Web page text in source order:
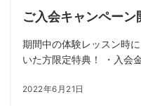
ご入会キャンペーン
期間中の体験レッスン時
いた方限定特典！ ・入会
2022年6月21日